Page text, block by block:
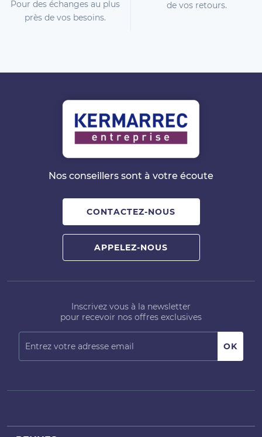
Pour des échanges au plus
près de vos besoins.
de vos retours.
Nos conseillers sont à votre écoute
CONTACTEZ-NOUS
APPELEZ-NOUS
Inscrivez vous à la newsletter
pour recevoir nos offres exclusives